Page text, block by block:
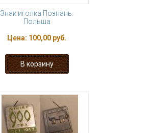
Знак иголка Познань.
Польша
Цена: 100,00 руб.